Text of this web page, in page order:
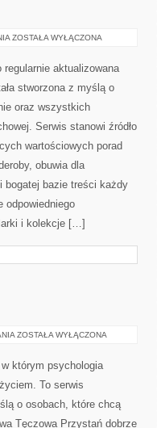
LEGINSY
SPORTOWA
ZOSTAŁA WYŁĄCZONA
aktualizowana
stworzona z myślą o
oraz wszystkich
Serwis stanowi źródło
wartościowych porad
obuwia dla
bogatej bazie treści każdy
odpowiedniego
i kolekcje […]
PSYCHIATRIA
ZOSTAŁA WYŁĄCZONA
którym psychologia
To serwis
o osobach, które chcą
Tęczowa Przystań dobrze